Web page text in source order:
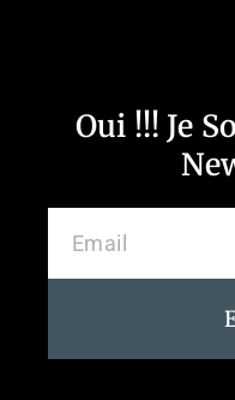
Oui !!! Je